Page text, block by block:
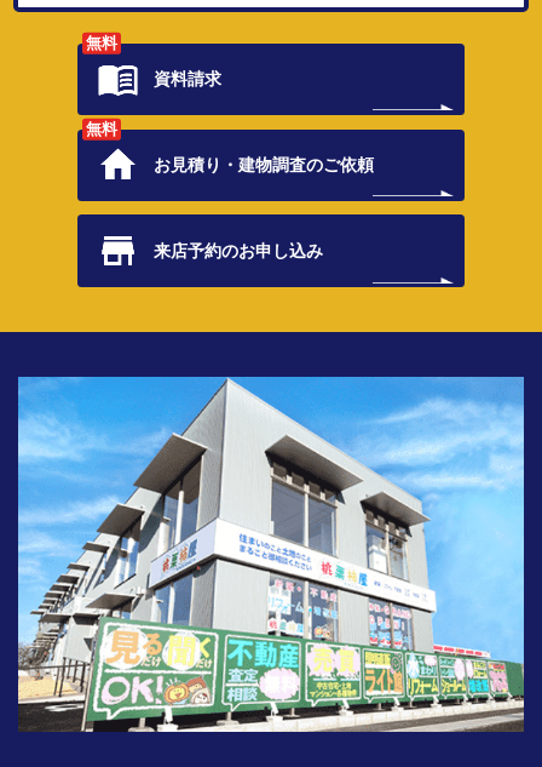
無料
資料請求
無料
お見積り・建物調査のご依頼
来店予約のお申し込み